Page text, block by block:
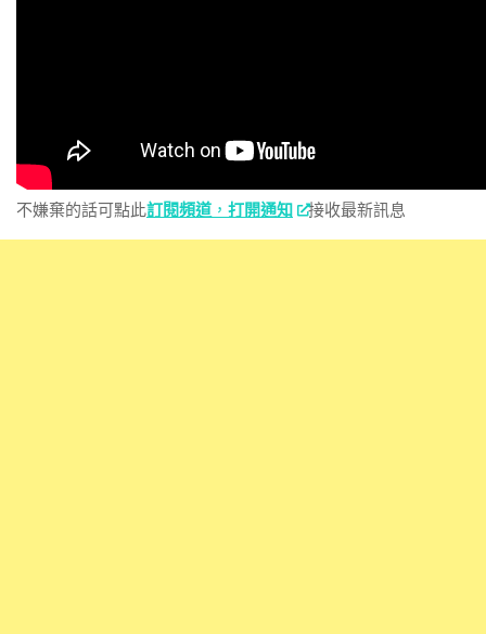
不嫌棄的話可點此訂閱頻道 ， 打開通知 接收最新訊息